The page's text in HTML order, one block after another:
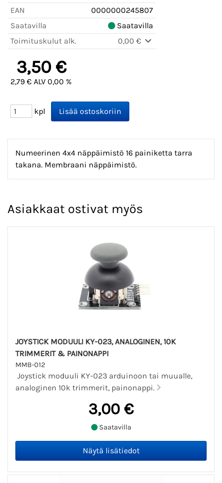
EAN
0000000245807
Saatavilla
Saatavilla
Toimituskulut alk.
0,00 €
3,50 €
2,79 € ALV 0,00 %
kpl
Numeerinen 4x4 näppäimistö 16 painiketta tarra
takana. Membraani näppäimistö.
Asiakkaat ostivat myös
JOYSTICK MODUULI KY-023, ANALOGINEN, 10K
TRIMMERIT & PAINONAPPI
MMB-012
Joystick moduuli KY-023 arduinoon tai muualle,
analoginen 10k trimmerit, painonappi.
3,00 €
Saatavilla